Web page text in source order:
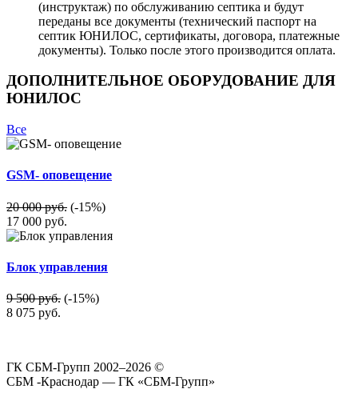
(инструктаж) по обслуживанию септика и будут
переданы все документы (технический паспорт на
септик ЮНИЛОС, сертификаты, договора, платежные
документы). Только после этого производится оплата.
ДОПОЛНИТЕЛЬНОЕ ОБОРУДОВАНИЕ ДЛЯ
ЮНИЛОС
Все
GSM- оповещение
20 000 руб. (-15%)
17 000 руб.
Блок управления
9 500 руб. (-15%)
8 075 руб.
ГК СБМ-Групп 2002–2026 ©
СБМ -Краснодар — ГК «СБМ-Групп»